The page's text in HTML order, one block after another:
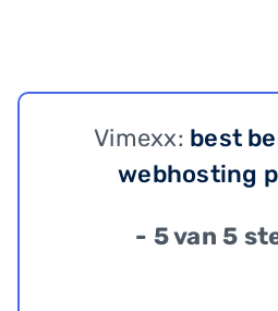
Vimexx: best
webhosting
- 5 van 5